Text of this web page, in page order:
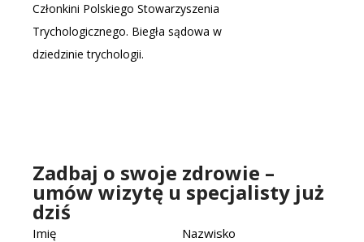
Członkini Polskiego Stowarzyszenia
Trychologicznego. Biegła sądowa w
dziedzinie trychologii.
Zadbaj o swoje zdrowie –
umów wizytę u specjalisty już
dziś
Imię Nazwisko